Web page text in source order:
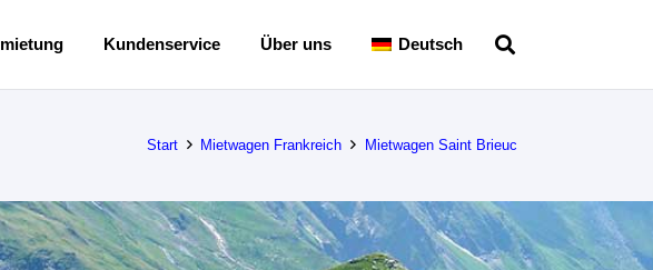
Kundenservice Über uns Deutsch
Start Mietwagen Frankreich Mietwagen Saint Brieuc